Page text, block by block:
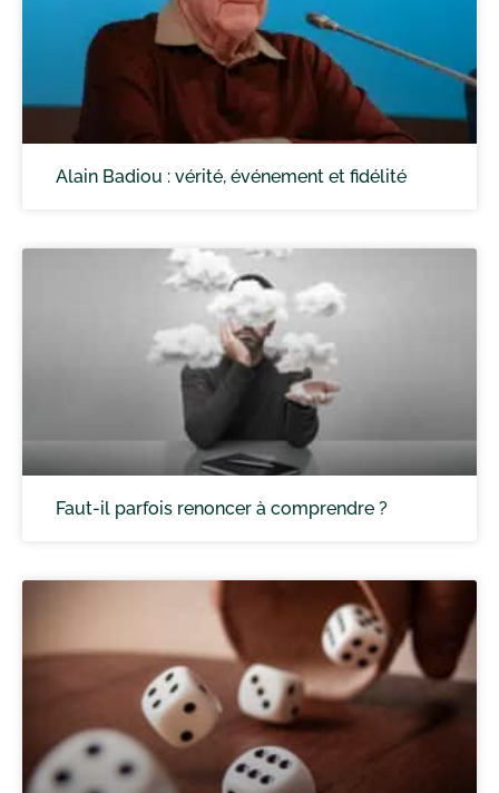
Alain Badiou : vérité, événement et fidélité
Faut-il parfois renoncer à comprendre ?